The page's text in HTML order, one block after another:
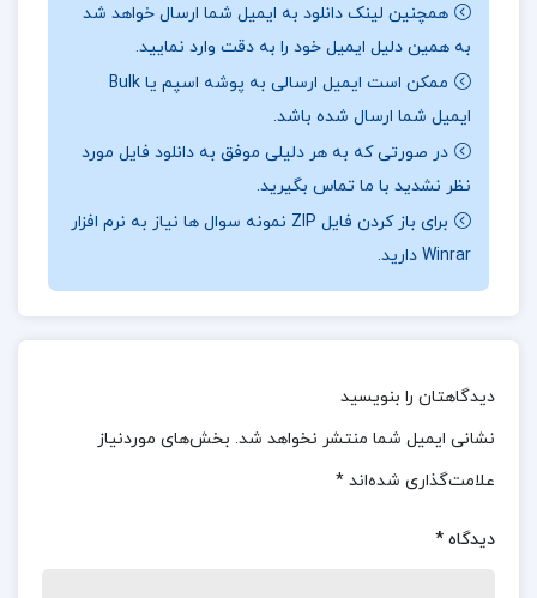
یکی از مباحث مهم و پرکاربرد در ادبیات مالی و
سرمایه‌گذاری، موضوع ساختار سرمایه است. رشد و
توسعه هر شرکت به شدت وابسته به سرمایه‌گذاری
است که این امر فقط با تأمین منابع مالی مناسب
امکان‌پذیر است. این نیاز به منابع مالی برای تداوم و
گسترش فعالیت‌ها ضروری است.
این مقاله به تحلیل دقیق هزینه‌های مرتبط با صنایع
بررسی قرار می‌دهد. از جمله هزینه‌های تولید، مواد
اولیه، انرژی و حمل‌ونقل، این مقاله با استفاده از
داده‌های معتبر و روش‌های علمی، به مدیران و
کارشناسان این حوزه کمک می‌کند تا با شناخت بهتر
همچنین لینک دانلود به ایمیل شما ارسال خواهد شد
به همین دلیل ایمیل خود را به دقت وارد نمایید.
ممکن است ایمیل ارسالی به پوشه اسپم یا Bulk
ایمیل شما ارسال شده باشد.
در صورتی که به هر دلیلی موفق به دانلود فایل مورد
نظر نشدید با ما تماس بگیرید.
برای باز کردن فایل ZIP نمونه سوال ها نیاز به نرم افزار
Winrar دارید.
دیدگاهتان را بنویسید
نشانی ایمیل شما منتشر نخواهد شد. بخش‌های موردنیاز
علامت‌گذاری شده‌اند *
دیدگاه *